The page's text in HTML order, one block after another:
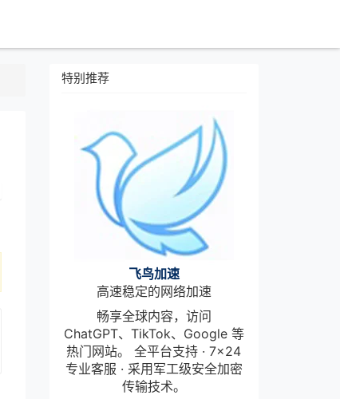
特别推荐
飞鸟加速
高速稳定的网络加速
畅享全球内容，访问
ChatGPT、TikTok、Google 等
热门网站。 全平台支持 · 7×24
专业客服 · 采用军工级安全加密
传输技术。